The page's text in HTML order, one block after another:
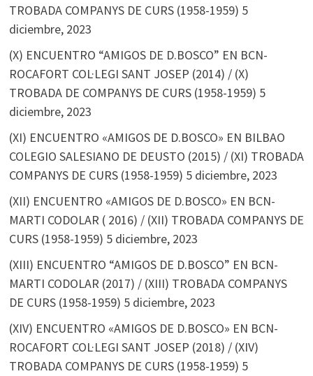
TROBADA COMPANYS DE CURS (1958-1959) 5
diciembre, 2023
(X) ENCUENTRO “AMIGOS DE D.BOSCO” EN BCN-
ROCAFORT COL·LEGI SANT JOSEP (2014) / (X)
TROBADA DE COMPANYS DE CURS (1958-1959) 5
diciembre, 2023
(XI) ENCUENTRO «AMIGOS DE D.BOSCO» EN BILBAO
COLEGIO SALESIANO DE DEUSTO (2015) / (XI) TROBADA
COMPANYS DE CURS (1958-1959) 5 diciembre, 2023
(XII) ENCUENTRO «AMIGOS DE D.BOSCO» EN BCN-
MARTI CODOLAR ( 2016) / (XII) TROBADA COMPANYS DE
CURS (1958-1959) 5 diciembre, 2023
(XIII) ENCUENTRO “AMIGOS DE D.BOSCO” EN BCN-
MARTI CODOLAR (2017) / (XIII) TROBADA COMPANYS
DE CURS (1958-1959) 5 diciembre, 2023
(XIV) ENCUENTRO «AMIGOS DE D.BOSCO» EN BCN-
ROCAFORT COL·LEGI SANT JOSEP (2018) / (XIV)
TROBADA COMPANYS DE CURS (1958-1959) 5